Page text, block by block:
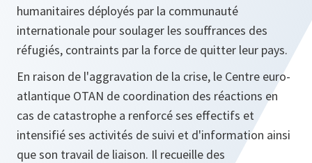
humanitaires déployés par la communauté
internationale pour soulager les souffrances des
réfugiés, contraints par la force de quitter leur pays.
En raison de l'aggravation de la crise, le Centre euro-
atlantique OTAN de coordination des réactions en
cas de catastrophe a renforcé ses effectifs et
intensifié ses activités de suivi et d'information ainsi
que son travail de liaison. Il recueille des